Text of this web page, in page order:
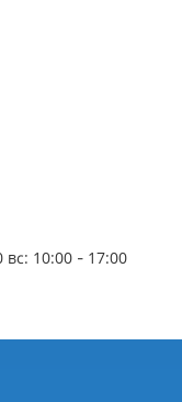
вс: 10:00 - 17:00